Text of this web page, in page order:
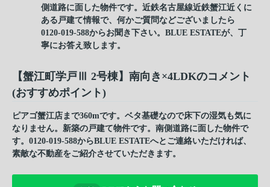
側道路に面した物件です。近鉄名古屋線近鉄蟹江近くに
ある戸建て情報で、何かご質問などございましたら
0120-019-588からお聞き下さい。BLUE ESTATEが、丁
寧にお答え致します。
【蟹江町学戸Ⅲ 2号棟】南向き×4LDKのコメント
(おすすめポイント)
ピアゴ蟹江店まで360mです。ベタ基礎なので床下の湿気も気に
なりません。新築の戸建て物件です。南側道路に面した物件で
す。0120-019-588からBLUE ESTATEへとご連絡いただければ、
素敵な不動産をご紹介させていただきます。